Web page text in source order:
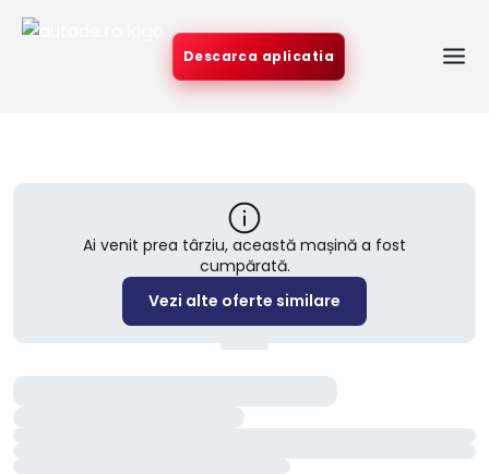
Descarca aplicatia
Ai venit prea târziu, această mașină a fost
cumpărată.
Vezi alte oferte similare